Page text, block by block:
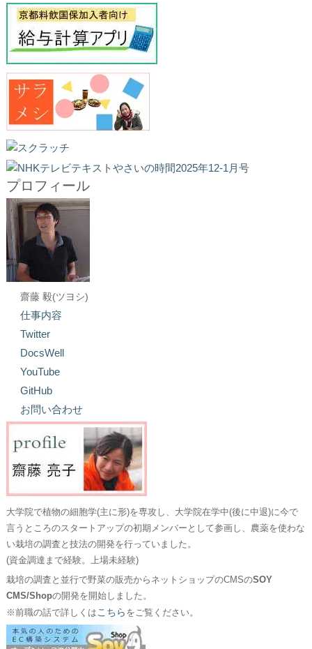
プロフィール
齋藤 毅(ツヨシ)
仕事内容
Twitter
DocsWell
YouTube
GitHub
お問い合わせ
大学院で植物の細胞学(主に形)を専攻し、大学院在学中(後に中退)に今で
言うところのスタートアップの初期メンバーとして参画し、農薬を使わな
い栽培の調査と技法の開発を行っていました。
(資金調達まで経験。上場未経験)
栽培の調査と並行で野菜の販売からネットショップのCMSのSOY
CMS/Shopの開発を開始しました。
※前職の話で詳しくは こちら をご覧ください。